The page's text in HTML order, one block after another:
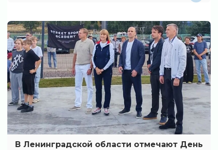
В Ленинградской области отмечают День